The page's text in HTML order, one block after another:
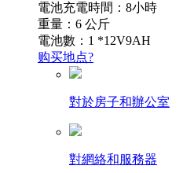
電池充電時間：8小時
重量：6 公斤
電池數：1 *12V9AH
购买地点?
對於房子和辦公室
對網絡和服務器